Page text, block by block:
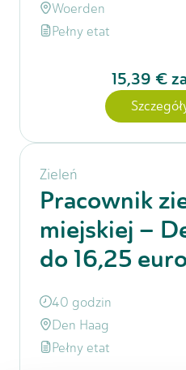
Woerden
Pełny etat
15,39 €
Zieleń
Pracownik
miejskiej –
do 16,25
40 godzin
Den Haag
Pełny etat